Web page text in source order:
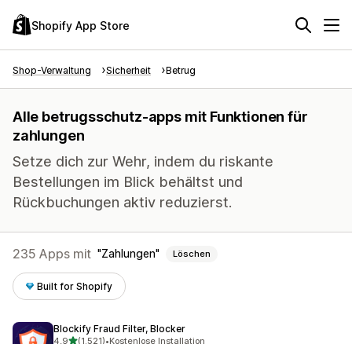
Shopify App Store
Shop-Verwaltung Sicherheit Betrug
Alle betrugsschutz-apps mit Funktionen für
zahlungen
Setze dich zur Wehr, indem du riskante
Bestellungen im Blick behältst und
Rückbuchungen aktiv reduzierst.
235 Apps mit Zahlungen Löschen
Built for Shopify
Blockify Fraud Filter, Blocker
4,9von 5 Sternen
(1.521)•Kostenlose Installation